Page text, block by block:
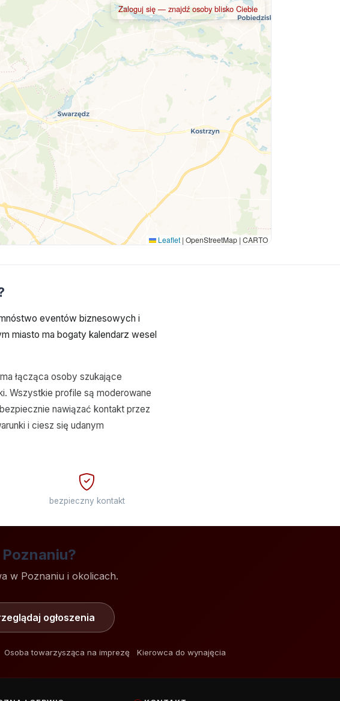
Zaloguj się — znajdź osoby blisko Ciebie
Leaflet | OpenStreetMap | CARTO
eventów biznesowych i
miasto ma bogaty kalendarz wesel
łącząca osoby szukające
Wszystkie profile są moderowane
nawiązać kontakt przez
i ciesz się udanym
bezpieczny kontakt
w Poznaniu i okolicach.
ogłoszenia
Osoba towarzysząca na imprezę Kierowca do wynajęcia